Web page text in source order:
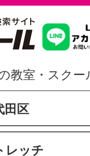
習いたいこ
クールを
教室・スクー
田区
レッチ